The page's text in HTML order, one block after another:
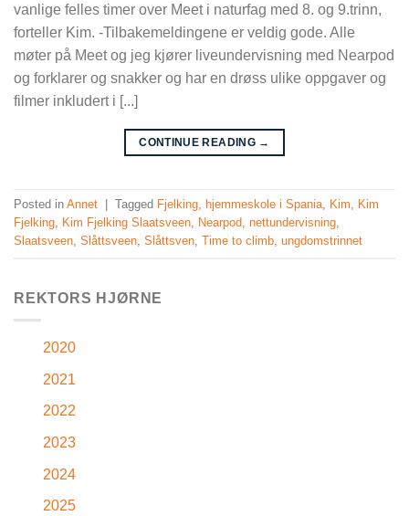
vanlige felles timer over Meet i naturfag med 8. og 9.trinn,
forteller Kim. -Tilbakemeldingene er veldig gode. Alle
møter på Meet og jeg kjører liveundervisning med Nearpod
og forklarer og snakker og har en drøss ulike oppgaver og
filmer inkludert i [...]
CONTINUE READING →
Posted in Annet Tagged Fjelking, hjemmeskole i Spania, Kim, Kim
Fjelking, Kim Fjelking Slaatsveen, Nearpod, nettundervisning,
Slaatsveen, Slåttsveen, Slåttsven, Time to climb, ungdomstrinnet
REKTORS HJØRNE
2020
2021
2022
2023
2024
2025